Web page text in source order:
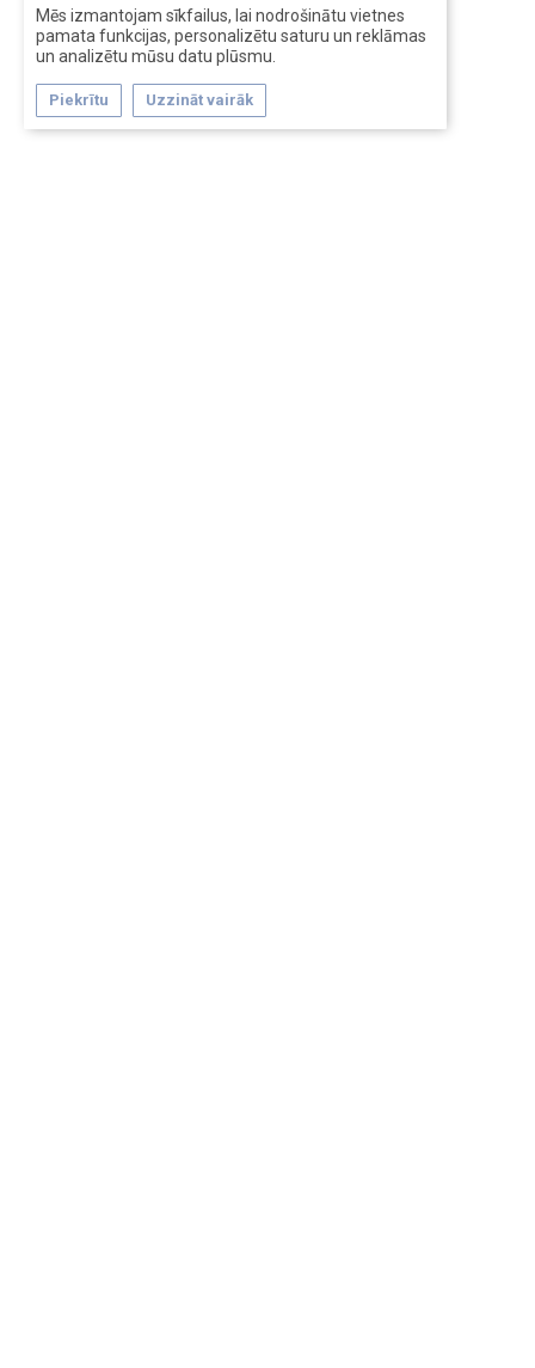
Mēs izmantojam sīkfailus, lai nodrošinātu vietnes
pamata funkcijas, personalizētu saturu un reklāmas
un analizētu mūsu datu plūsmu.
Piekrītu Uzzināt vairāk